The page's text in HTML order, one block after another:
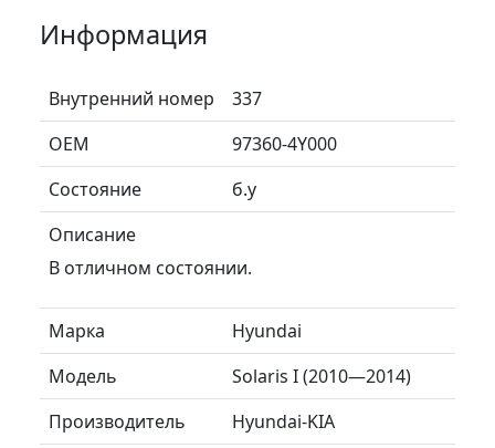
Информация
Внутренний номер
337
ОЕМ
97360-4Y000
Состояние
б.у
Описание
В отличном состоянии.
Марка
Hyundai
Модель
Solaris I (2010—2014)
Производитель
Hyundai-KIA